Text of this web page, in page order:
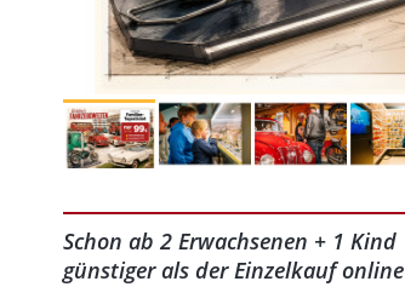
Schon ab 2 Erwachsenen + 1 Kind
günstiger als der Einzelkauf online